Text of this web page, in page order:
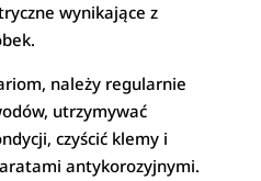
wynikające z
należy regularnie
utrzymywać
czyścić klemy i
antykorozyjnymi.